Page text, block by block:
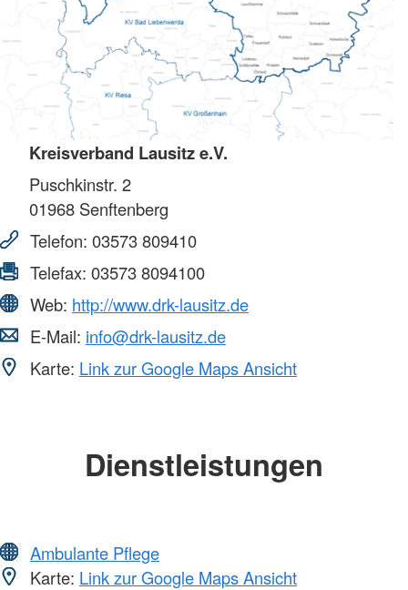
Kreisverband Lausitz e.V.
Puschkinstr. 2
01968 Senftenberg
Telefon: 03573 809410
Telefax: 03573 8094100
Web: http://www.drk-lausitz.de
E-Mail: info@drk-lausitz.de
Karte: Link zur Google Maps Ansicht
Dienstleistungen
Ambulante Pflege
Karte: Link zur Google Maps Ansicht